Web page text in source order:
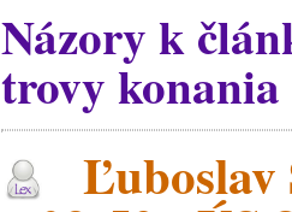
Názory k
trovy konania
Ľuboslav